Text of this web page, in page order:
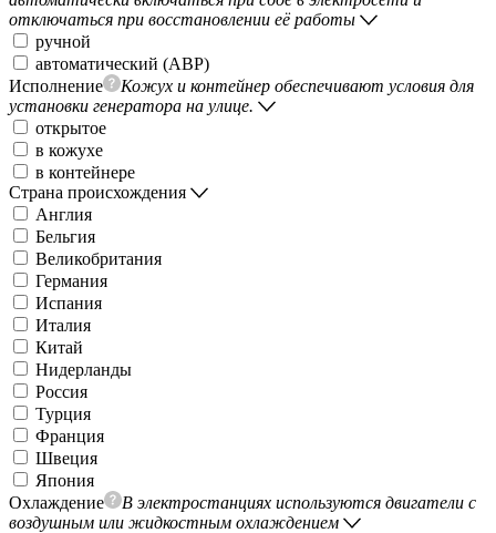
отключаться при восстановлении её работы
ручной
автоматический (АВР)
Исполнение
Кожух и контейнер обеспечивают условия для
установки генератора на улице.
открытое
в кожухе
в контейнере
Страна происхождения
Англия
Бельгия
Великобритания
Германия
Испания
Италия
Китай
Нидерланды
Россия
Турция
Франция
Швеция
Япония
Охлаждение
В электростанциях используются двигатели с
воздушным или жидкостным охлаждением